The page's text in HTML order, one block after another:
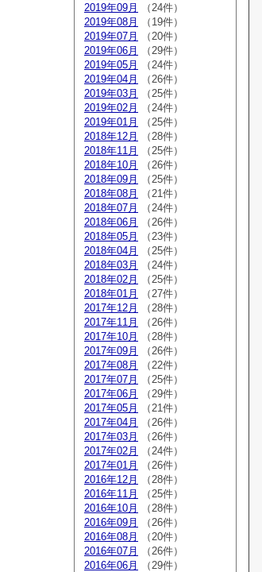
2019年09月
（24件）
2019年08月
（19件）
2019年07月
（20件）
2019年06月
（29件）
2019年05月
（24件）
2019年04月
（26件）
2019年03月
（25件）
2019年02月
（24件）
2019年01月
（25件）
2018年12月
（28件）
2018年11月
（25件）
2018年10月
（26件）
2018年09月
（25件）
2018年08月
（21件）
2018年07月
（24件）
2018年06月
（26件）
2018年05月
（23件）
2018年04月
（25件）
2018年03月
（24件）
2018年02月
（25件）
2018年01月
（27件）
2017年12月
（28件）
2017年11月
（26件）
2017年10月
（28件）
2017年09月
（26件）
2017年08月
（22件）
2017年07月
（25件）
2017年06月
（29件）
2017年05月
（21件）
2017年04月
（26件）
2017年03月
（26件）
2017年02月
（24件）
2017年01月
（26件）
2016年12月
（28件）
2016年11月
（25件）
2016年10月
（28件）
2016年09月
（26件）
2016年08月
（20件）
2016年07月
（26件）
2016年06月
（29件）